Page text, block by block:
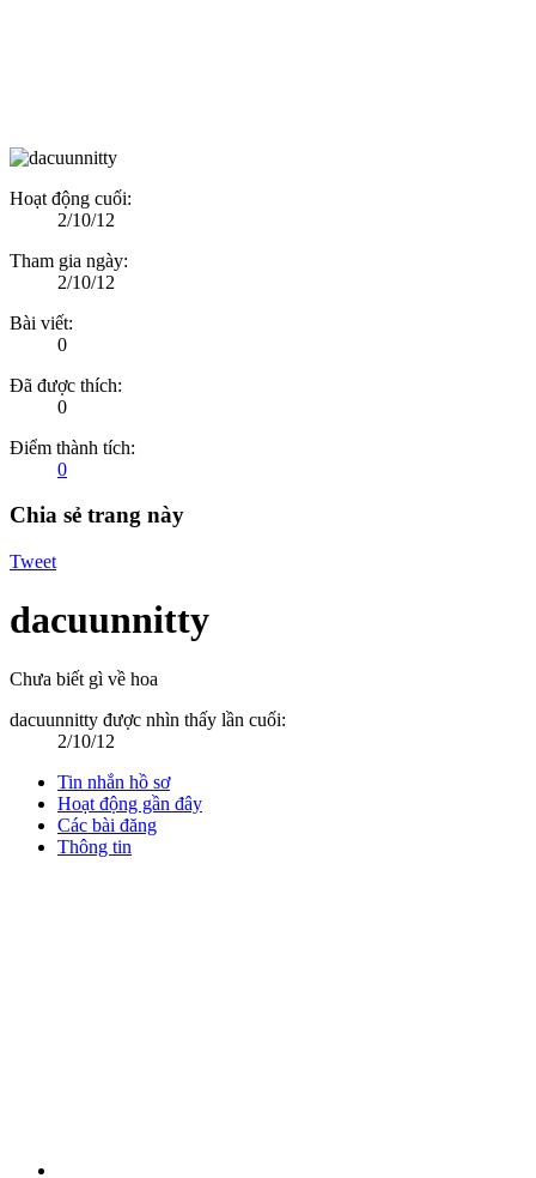
Hoạt động cuối:
2/10/12
Tham gia ngày:
2/10/12
Bài viết:
0
Đã được thích:
0
Điểm thành tích:
0
Chia sẻ trang này
Tweet
dacuunnitty
Chưa biết gì về hoa
dacuunnitty được nhìn thấy lần cuối:
2/10/12
Tin nhắn hồ sơ
Hoạt động gần đây
Các bài đăng
Thông tin